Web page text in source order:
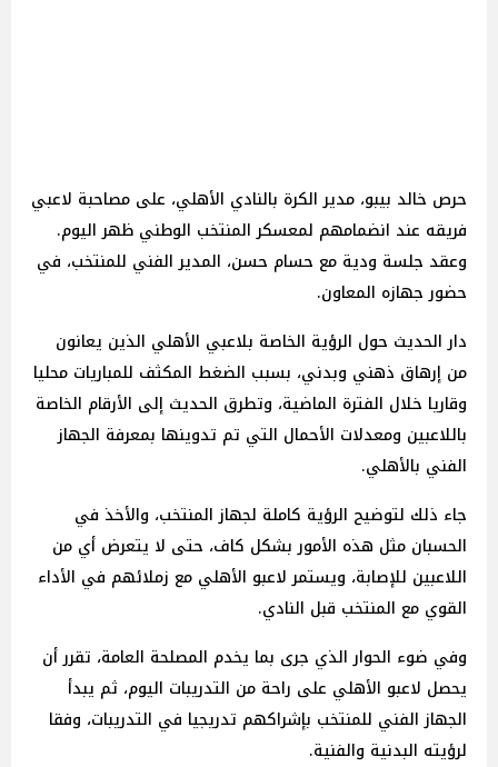
حرص خالد بيبو، مدير الكرة بالنادي الأهلي، على مصاحبة لاعبي
فريقه عند انضمامهم ‏لمعسكر المنتخب الوطني ظهر اليوم.
وعقد جلسة ودية مع حسام حسن، المدير الفني ‏للمنتخب، في
حضور جهازه المعاون.
دار الحديث حول الرؤية الخاصة بلاعبي الأهلي الذين ‏يعانون
من إرهاق ذهني وبدني، بسبب الضغط المكثف للمباريات محليا
وقاريا خلال الفترة ‏الماضية، وتطرق الحديث إلى الأرقام الخاصة
باللاعبين ومعدلات الأحمال التي تم تدوينها ‏بمعرفة الجهاز
الفني بالأهلي.
جاء ذلك لتوضيح الرؤية كاملة لجهاز المنتخب، والأخذ في
الحسبان ‏مثل هذه الأمور بشكل كاف، حتى لا يتعرض أي من
اللاعبين للإصابة، ويستمر لاعبو الأهلي ‏مع زملائهم في الأداء
القوي مع المنتخب قبل النادي.
وفي ضوء الحوار الذي جرى بما يخدم ‏المصلحة العامة، تقرر أن
يحصل لاعبو الأهلي على راحة من التدريبات اليوم، ثم يبدأ
الجهاز ‏الفني للمنتخب بإشراكهم تدريجيا في التدريبات، وفقا
لرؤيته البدنية والفنية.